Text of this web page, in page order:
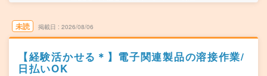
未読 掲載日 2026/08/06
【経験活かせる＊】電子関連製品の溶接作業/
日払いOK